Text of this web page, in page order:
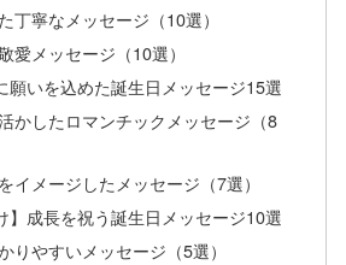
丁寧なメッセージ（10選）
愛メッセージ（10選）
願いを込めた誕生日メッセージ15選
かしたロマンチックメッセージ（8
イメージしたメッセージ（7選）
】成長を祝う誕生日メッセージ10選
りやすいメッセージ（5選）